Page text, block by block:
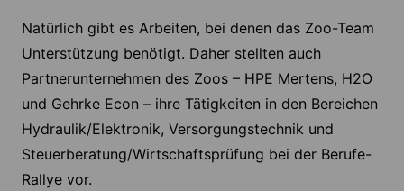
Natürlich gibt es Arbeiten, bei denen das Zoo-Team
Unterstützung benötigt. Daher stellten auch
Partnerunternehmen des Zoos – HPE Mertens, H2O
und Gehrke Econ – ihre Tätigkeiten in den Bereichen
Hydraulik/Elektronik, Versorgungstechnik und
Steuerberatung/Wirtschaftsprüfung bei der Berufe-
Rallye vor.